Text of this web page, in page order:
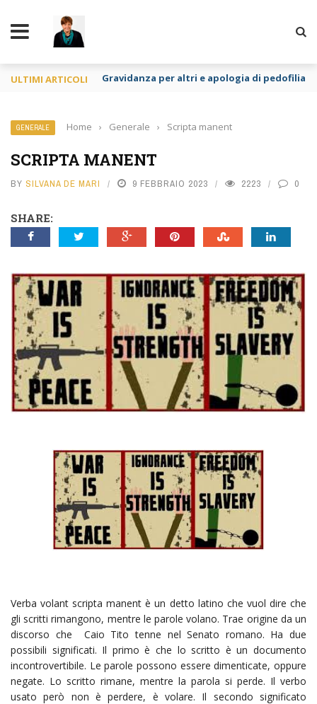
ULTIMI ARTICOLI Gravidanza per altri e apologia di pedofilia
GENERALE Home › Generale › Scripta manent
SCRIPTA MANENT
BY SILVANA DE MARI 9 FEBBRAIO 2023 2223 0
SHARE:
Verba volant scripta manent è un detto latino che vuol dire che
gli scritti rimangono, mentre le parole volano. Trae origine da un
discorso che Caio Tito tenne nel Senato romano. Ha due
possibili significati. Il primo è che lo scritto è un documento
incontrovertibile. Le parole possono essere dimenticate, oppure
negate. Lo scritto rimane, mentre la parola si perde. Il verbo
usato però non è perdere, è volare. Il secondo significato